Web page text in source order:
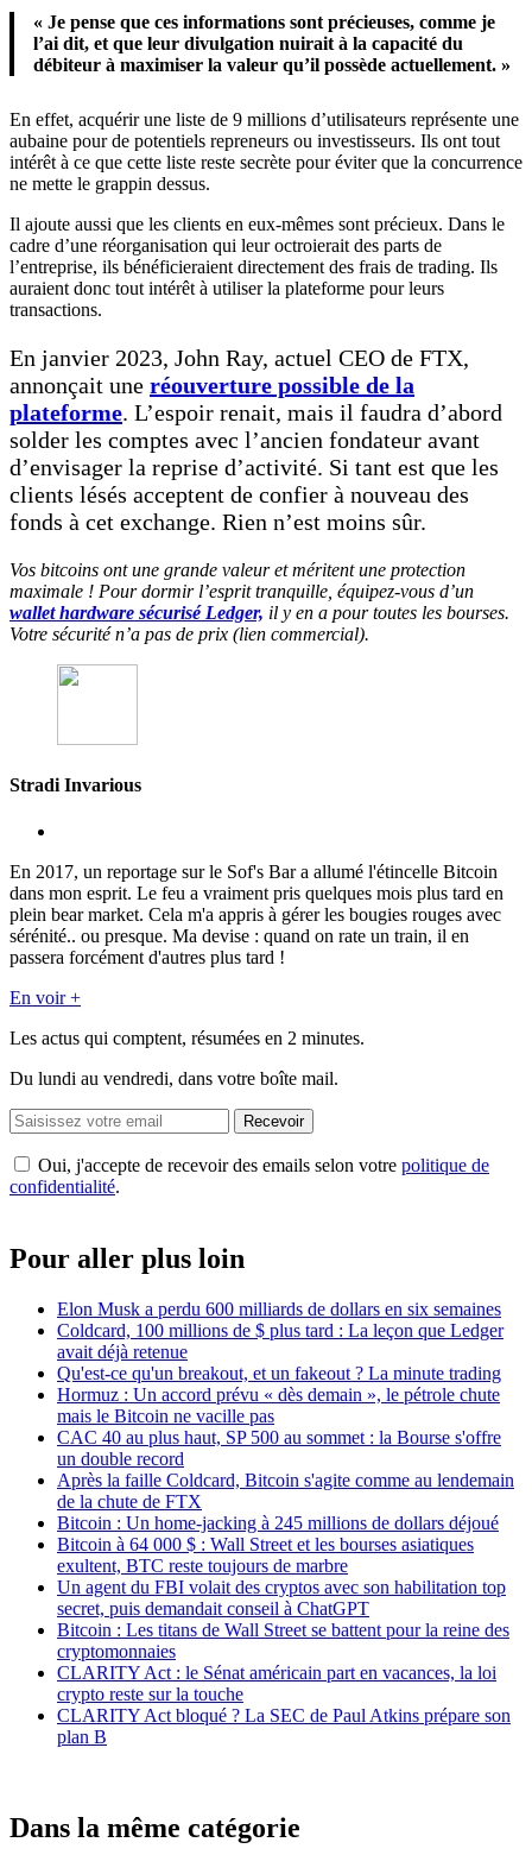
« Je pense que ces informations sont précieuses, comme je
l’ai dit, et que leur divulgation nuirait à la capacité du
débiteur à maximiser la valeur qu’il possède actuellement. »
En effet, acquérir une liste de 9 millions d’utilisateurs représente une
aubaine pour de potentiels repreneurs ou investisseurs. Ils ont tout
intérêt à ce que cette liste reste secrète pour éviter que la concurrence
ne mette le grappin dessus.
Il ajoute aussi que les clients en eux-mêmes sont précieux. Dans le
cadre d’une réorganisation qui leur octroierait des parts de
l’entreprise, ils bénéficieraient directement des frais de trading. Ils
auraient donc tout intérêt à utiliser la plateforme pour leurs
transactions.
En janvier 2023, John Ray, actuel CEO de FTX,
annonçait une réouverture possible de la
plateforme. L’espoir renait, mais il faudra d’abord
solder les comptes avec l’ancien fondateur avant
d’envisager la reprise d’activité. Si tant est que les
clients lésés acceptent de confier à nouveau des
fonds à cet exchange. Rien n’est moins sûr.
Vos bitcoins ont une grande valeur et méritent une protection
maximale ! Pour dormir l’esprit tranquille, équipez-vous d’un
wallet hardware sécurisé Ledger, il y en a pour toutes les bourses.
Votre sécurité n’a pas de prix (lien commercial).
Stradi Invarious
En 2017, un reportage sur le Sof's Bar a allumé l'étincelle Bitcoin
dans mon esprit. Le feu a vraiment pris quelques mois plus tard en
plein bear market. Cela m'a appris à gérer les bougies rouges avec
sérénité.. ou presque. Ma devise : quand on rate un train, il en
passera forcément d'autres plus tard !
En voir +
Les actus qui comptent, résumées en 2 minutes.
Du lundi au vendredi, dans votre boîte mail.
Recevoir
Oui, j'accepte de recevoir des emails selon votre politique de
confidentialité.
Pour aller plus loin
Elon Musk a perdu 600 milliards de dollars en six semaines
Coldcard, 100 millions de $ plus tard : La leçon que Ledger
avait déjà retenue
Qu'est-ce qu'un breakout, et un fakeout ? La minute trading
Hormuz : Un accord prévu « dès demain », le pétrole chute
mais le Bitcoin ne vacille pas
CAC 40 au plus haut, SP 500 au sommet : la Bourse s'offre
un double record
Après la faille Coldcard, Bitcoin s'agite comme au lendemain
de la chute de FTX
Bitcoin : Un home-jacking à 245 millions de dollars déjoué
Bitcoin à 64 000 $ : Wall Street et les bourses asiatiques
exultent, BTC reste toujours de marbre
Un agent du FBI volait des cryptos avec son habilitation top
secret, puis demandait conseil à ChatGPT
Bitcoin : Les titans de Wall Street se battent pour la reine des
cryptomonnaies
CLARITY Act : le Sénat américain part en vacances, la loi
crypto reste sur la touche
CLARITY Act bloqué ? La SEC de Paul Atkins prépare son
plan B
Dans la même catégorie